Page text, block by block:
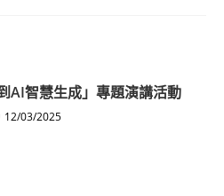
AI智慧生成」專題演講活動
12/03/2025